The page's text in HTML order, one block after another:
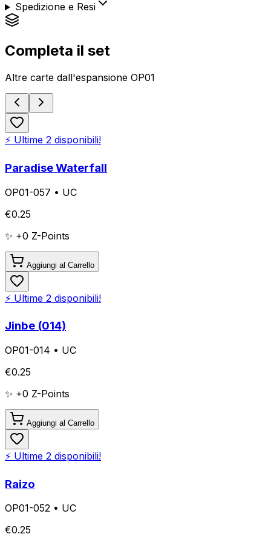
Spedizione e Resi
Completa il set
Altre carte dall'espansione OP01
⚡ Ultime 2 disponibili!
Paradise Waterfall
OP01-057 • UC
€0.25
✨ +0 Z-Points
Aggiungi al Carrello
⚡ Ultime 2 disponibili!
Jinbe (014)
OP01-014 • UC
€0.25
✨ +0 Z-Points
Aggiungi al Carrello
⚡ Ultime 2 disponibili!
Raizo
OP01-052 • UC
€0.25